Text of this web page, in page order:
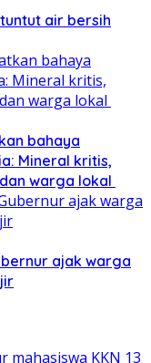
air bersih
bahaya
Mineral kritis,
warga lokal
ajak warga